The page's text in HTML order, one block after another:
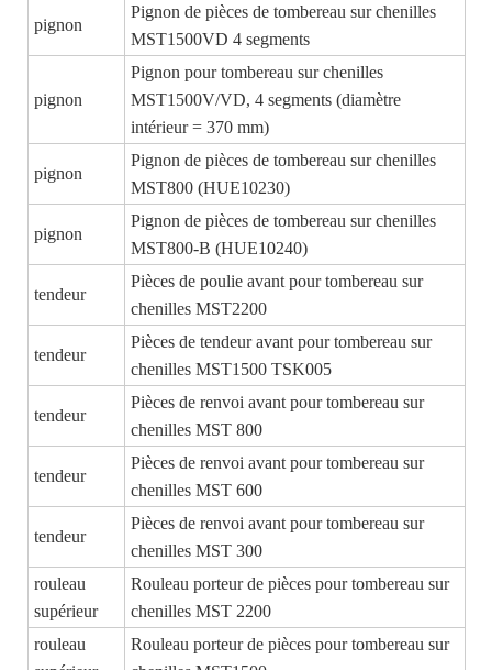
pignon
Pignon de pièces de tombereau sur chenilles
MST1500VD 4 segments
pignon
Pignon pour tombereau sur chenilles
MST1500V/VD, 4 segments (diamètre
intérieur = 370 mm)
pignon
Pignon de pièces de tombereau sur chenilles
MST800 (HUE10230)
pignon
Pignon de pièces de tombereau sur chenilles
MST800-B (HUE10240)
tendeur
Pièces de poulie avant pour tombereau sur
chenilles MST2200
tendeur
Pièces de tendeur avant pour tombereau sur
chenilles MST1500 TSK005
tendeur
Pièces de renvoi avant pour tombereau sur
chenilles MST 800
tendeur
Pièces de renvoi avant pour tombereau sur
chenilles MST 600
tendeur
Pièces de renvoi avant pour tombereau sur
chenilles MST 300
rouleau
supérieur
Rouleau porteur de pièces pour tombereau sur
chenilles MST 2200
rouleau
Rouleau porteur de pièces pour tombereau sur